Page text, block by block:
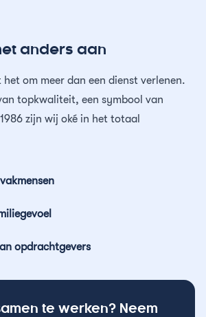
afschermen
oplevering
locatie
anders aan
het om meer dan een dienst verlenen.
topkwaliteit, een symbool van
zijn wij oké in het totaal
opdrachtgevers
te werken? Neem